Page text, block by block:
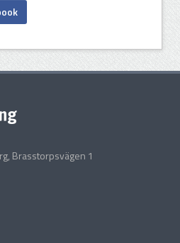
Brasstorpsvägen 1